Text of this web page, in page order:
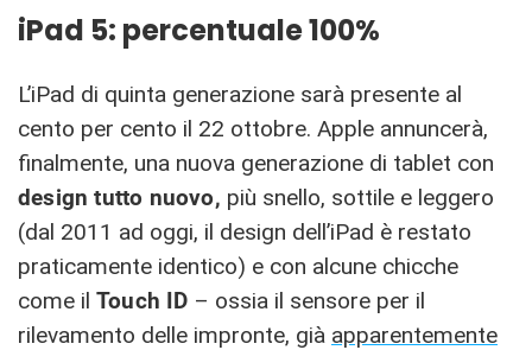
iPad 5: percentuale 100%
L’iPad di quinta generazione sarà presente al
cento per cento il 22 ottobre. Apple annuncerà,
finalmente, una nuova generazione di tablet con
design tutto nuovo, più snello, sottile e leggero
(dal 2011 ad oggi, il design dell’iPad è restato
praticamente identico) e con alcune chicche
come il Touch ID – ossia il sensore per il
rilevamento delle impronte, già apparentemente